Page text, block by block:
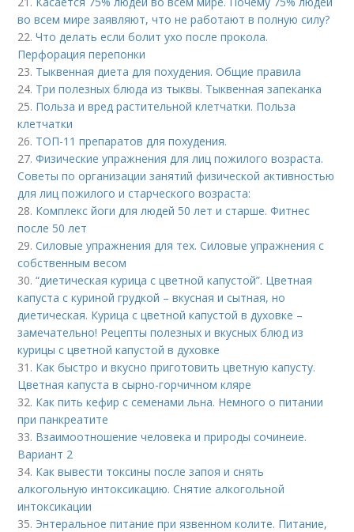
во всем мире заявляют, что не работают в полную силу?
22.Что делать если болит ухо после прокола.
Перфорация перепонки
23. Тыквенная диета для похудения. Общие правила
24. Три полезных блюда из тыквы. Тыквенная запеканка
25. Польза и вред растительной клетчатки. Польза
клетчатки
26. ТОП-11 препаратов для похудения.
27.Физические упражнения для лиц пожилого возраста.
Советы по организации занятий физической активностью
для лиц пожилого и старческого возраста:
28. Комплекс йоги для людей 50 лет и старше. Фитнес
после 50 лет
29.Силовые упражнения для тех. Силовые упражнения с
собственным весом
30.“диетическая курица с цветной капустой”. Цветная
капуста с куриной грудкой – вкусная и сытная, но
диетическая. Курица с цветной капустой в духовке –
замечательно! Рецепты полезных и вкусных блюд из
курицы с цветной капустой в духовке
31. Как быстро и вкусно приготовить цветную капусту.
Цветная капуста в сырно-горчичном кляре
32. Как пить кефир с семенами льна. Немного о питании
при панкреатите
33. Взаимоотношение человека и природы сочинеие.
Вариант 2
34. Как вывести токсины после запоя и снять
алкогольную интоксикацию. Снятие алкогольной
интоксикации
35. Энтеральное питание при язвенном колите. Питание,